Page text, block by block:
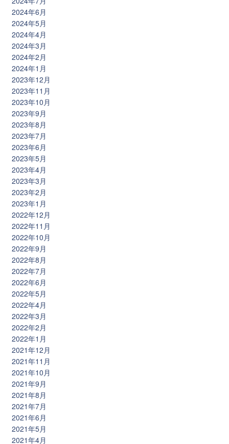
2024年6月
2024年5月
2024年4月
2024年3月
2024年2月
2024年1月
2023年12月
2023年11月
2023年10月
2023年9月
2023年8月
2023年7月
2023年6月
2023年5月
2023年4月
2023年3月
2023年2月
2023年1月
2022年12月
2022年11月
2022年10月
2022年9月
2022年8月
2022年7月
2022年6月
2022年5月
2022年4月
2022年3月
2022年2月
2022年1月
2021年12月
2021年11月
2021年10月
2021年9月
2021年8月
2021年7月
2021年6月
2021年5月
2021年4月